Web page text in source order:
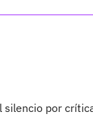
silencio por